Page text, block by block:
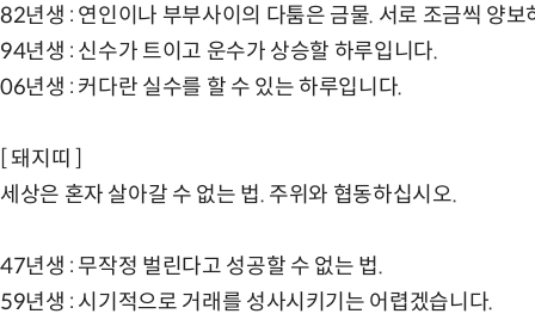
82년생 : 연인이나 부부사이의 다툼은 금물. 서로 조금씩 양보
94년생 : 신수가 트이고 운수가 상승할 하루입니다.
06년생 : 커다란 실수를 할 수 있는 하루입니다.
[ 돼지띠 ]
세상은 혼자 살아갈 수 없는 법. 주위와 협동하십시오.
47년생 : 무작정 벌린다고 성공할 수 없는 법.
59년생 : 시기적으로 거래를 성사시키기는 어렵겠습니다.